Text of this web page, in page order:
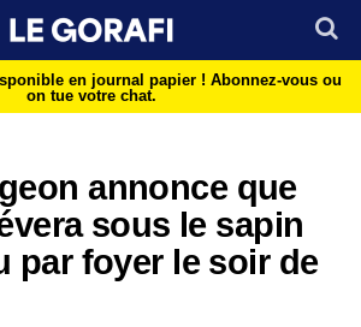
en journal papier ! Abonnez-vous ou
on tue votre chat.
annonce que
sous le sapin
par foyer le soir de